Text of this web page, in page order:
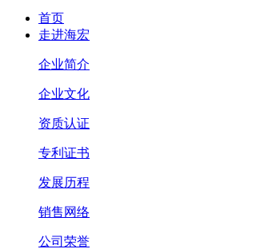
首页
走进海宏
企业简介
企业文化
资质认证
专利证书
发展历程
销售网络
公司荣誉